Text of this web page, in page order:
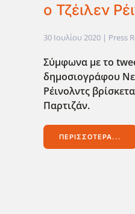
ο Τζέιλεν
30 Ιουλίου 2020 | Press
Σύμφωνα με το
δημοσιογράφου
Ρέινολντς
Παρτιζάν.
ΠΕΡΙΣΣΌΤΕΡΑ...